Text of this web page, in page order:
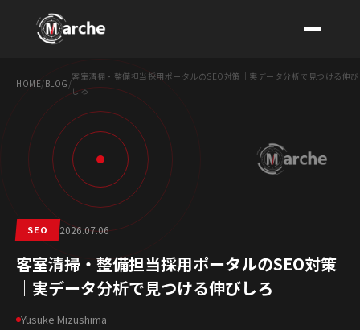
CONTACT
HOME/BLOG /
客室清掃・整備担当採用ポータルのSEO対策｜実データ分析で見つける伸び
しろ
SEO 2026.07.06
客室清掃・整備担当採用ポータルのSEO対策
｜実データ分析で見つける伸びしろ
Yusuke Mizushima